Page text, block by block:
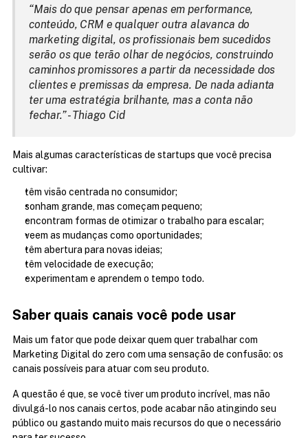
“Mais do que pensar apenas em performance,
conteúdo, CRM e qualquer outra alavanca do
marketing digital, os profissionais bem sucedidos
serão os que terão olhar de negócios, construindo
caminhos promissores a partir da necessidade dos
clientes e premissas da empresa. De nada adianta
ter uma estratégia brilhante, mas a conta não
fechar.” - Thiago Cid
Mais algumas características de startups que você precisa
cultivar:
têm visão centrada no consumidor;
sonham grande, mas começam pequeno;
encontram formas de otimizar o trabalho para escalar;
veem as mudanças como oportunidades;
têm abertura para novas ideias;
têm velocidade de execução;
experimentam e aprendem o tempo todo.
Saber quais canais você pode usar
Mais um fator que pode deixar quem quer trabalhar com
Marketing Digital do zero com uma sensação de confusão: os
canais possíveis para atuar com seu produto.
A questão é que, se você tiver um produto incrível, mas não
divulgá-lo nos canais certos, pode acabar não atingindo seu
público ou gastando muito mais recursos do que o necessário